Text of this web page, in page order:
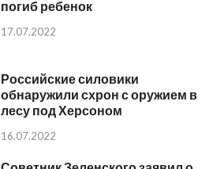
погиб ребенок
17.07.2022
Российские силовики
обнаружили схрон с оружием в
лесу под Херсоном
16.07.2022